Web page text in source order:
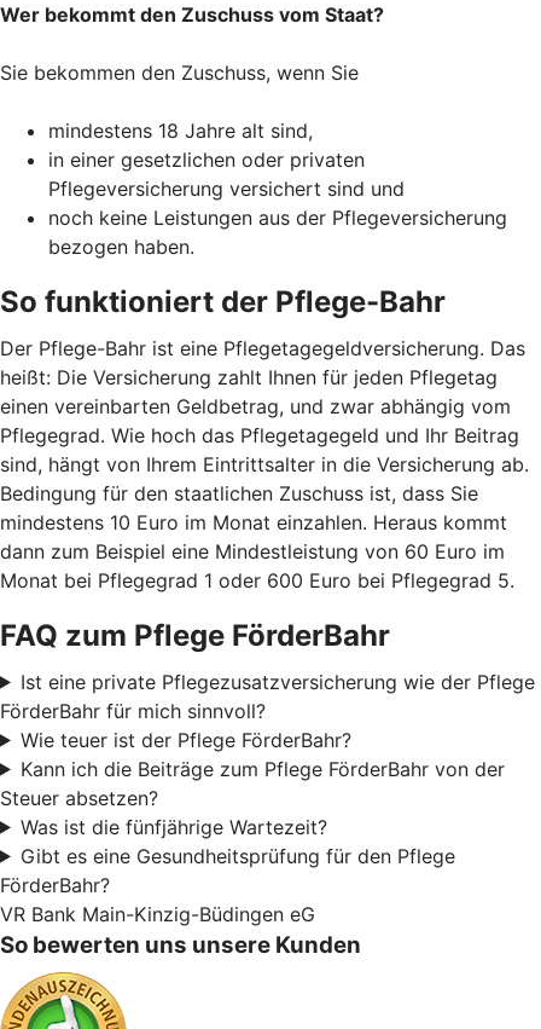
Wer bekommt den Zuschuss vom Staat?
Sie bekommen den Zuschuss, wenn Sie
mindestens 18 Jahre alt sind,
in einer gesetzlichen oder privaten
Pflegeversicherung versichert sind und
noch keine Leistungen aus der Pflegeversicherung
bezogen haben.
So funktioniert der Pflege-Bahr
Der Pflege-Bahr ist eine Pflegetagegeldversicherung. Das
heißt: Die Versicherung zahlt Ihnen für jeden Pflegetag
einen vereinbarten Geldbetrag, und zwar abhängig vom
Pflegegrad. Wie hoch das Pflegetagegeld und Ihr Beitrag
sind, hängt von Ihrem Eintrittsalter in die Versicherung ab.
Bedingung für den staatlichen Zuschuss ist, dass Sie
mindestens 10 Euro im Monat einzahlen. Heraus kommt
dann zum Beispiel eine Mindestleistung von 60 Euro im
Monat bei Pflegegrad 1 oder 600 Euro bei Pflegegrad 5.
FAQ zum Pflege FörderBahr
Ist eine private Pflegezusatzversicherung wie der Pflege
FörderBahr für mich sinnvoll?
Wie teuer ist der Pflege FörderBahr?
Kann ich die Beiträge zum Pflege FörderBahr von der
Steuer absetzen?
Was ist die fünfjährige Wartezeit?
Gibt es eine Gesundheitsprüfung für den Pflege
FörderBahr?
VR Bank Main-Kinzig-Büdingen eG
So bewerten uns unsere Kunden